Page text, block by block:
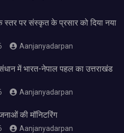
स्तर पर संस्कृत के प्रसार को दिया नया
Aanjanyadarpan
में भारत-नेपाल पहल का उत्तराखंड
Aanjanyadarpan
की मॉनिटरिंग
Aanjanyadarpan